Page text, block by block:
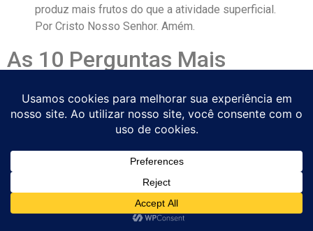
produz mais frutos do que a atividade superficial.
Por Cristo Nosso Senhor. Amém.
As 10 Perguntas Mais
de Flüe e Esta Novena
1. Quem foi São Nicolau de Flüe?
São Nicolau de Flüe (1417-1487), conhecido como “Bruder
Klaus” (Irmão Claus), foi um pai de família suíço que, aos
cinquenta anos, com o consentimento da esposa, tornou-se